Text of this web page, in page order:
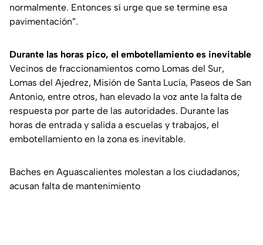
normalmente. Entonces sí urge que se termine esa
pavimentación”.
Durante las horas pico, el embotellamiento es inevitable
Vecinos de fraccionamientos como Lomas del Sur,
Lomas del Ajedrez, Misión de Santa Lucía, Paseos de San
Antonio, entre otros, han elevado la voz ante la falta de
respuesta por parte de las autoridades. Durante las
horas de entrada y salida a escuelas y trabajos, el
embotellamiento en la zona es inevitable.
Baches en Aguascalientes molestan a los ciudadanos;
acusan falta de mantenimiento